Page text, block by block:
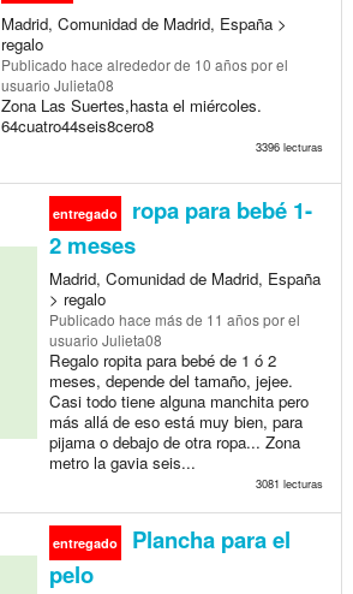
Madrid, Comunidad de Madrid, España >
regalo
Publicado hace alrededor de 10 añospor el
usuario Julieta08
Zona Las Suertes,hasta el miércoles.
64cuatro44seis8cero8
3396 lecturas
entregado
ropa para bebé 1-
2 meses
Madrid, Comunidad de Madrid, España
> regalo
Publicado hace más de 11 añospor el
usuario Julieta08
Regalo ropita para bebé de 1 ó 2
meses, depende del tamaño, jejee.
Casi todo tiene alguna manchita pero
más allá de eso está muy bien, para
pijama o debajo de otra ropa... Zona
metro la gavia seis...
3081 lecturas
entregado
Plancha para el
pelo